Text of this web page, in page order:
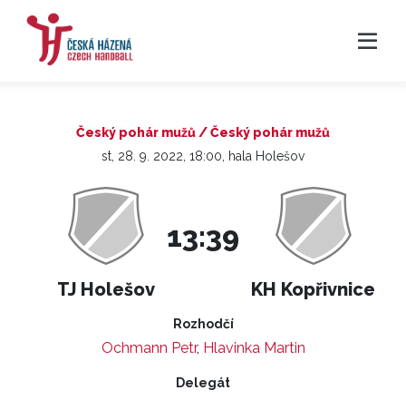
Český pohár mužů / Český pohár mužů
st, 28. 9. 2022, 18:00, hala Holešov
TJ Holešov
13:39
KH Kopřivnice
Rozhodčí
Ochmann Petr, Hlavinka Martin
Delegát